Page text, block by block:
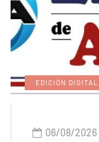
EDICIÓN DIGITAL
06/08/2026